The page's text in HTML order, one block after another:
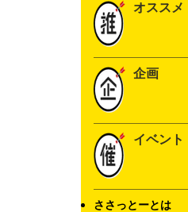
オススメ
企画
イベント
ささっとーとは